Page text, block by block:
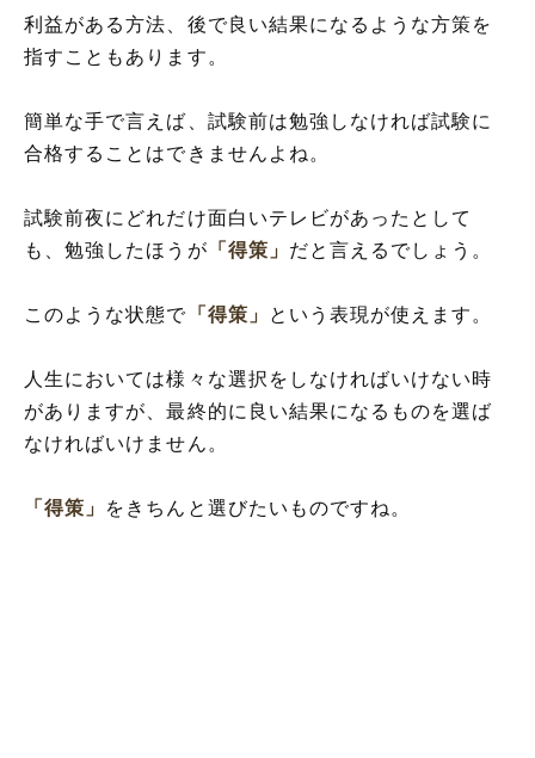
利益がある方法、後で良い結果になるような方策を
指すこともあります。
簡単な手で言えば、試験前は勉強しなければ試験に
合格することはできませんよね。
試験前夜にどれだけ面白いテレビがあったとして
も、勉強したほうが 「得策」 だと言えるでしょう。
このような状態で 「得策」 という表現が使えます。
人生においては様々な選択をしなければいけない時
がありますが、最終的に良い結果になるものを選ば
なければいけません。
「得策」 をきちんと選びたいものですね。